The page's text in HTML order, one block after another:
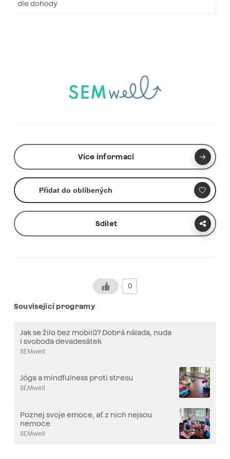
dle dohody
Více informací
Přidat do oblíbených
Sdílet
0
Související programy
Jak se žilo bez mobilů? Dobrá nálada, nuda
i svoboda devadesátek
SEMwell
Jóga a mindfulness proti stresu
SEMwell
Poznej svoje emoce, ať z nich nejsou
nemoce
SEMwell